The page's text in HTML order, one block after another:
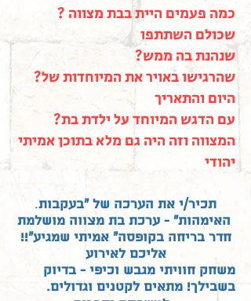
? כמה פעמים היית בבת מצווה
שכולם השתתפו
?שנהנת בה ממש
?שהרגישו באויר את המיוחדות של
היום והתאריך
?עם הדגש המיוחד על ילדת בת
המצווה וזה היה גם מלא בתוכן אמיתי
יהודי
.תכיר/י את הערכה של "בעקבות
!!"חדר בריחה בקופסה" אמיתי שמגיע
אליכם לאירוע
משחק חוויתי מגבש וכיפי - בדיוק
בשבילך! מתאים לקטנים וגדולים.